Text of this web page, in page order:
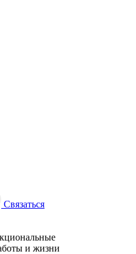
Связаться
и жизни